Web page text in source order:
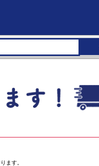
ます。